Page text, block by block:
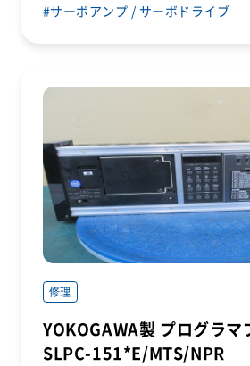
サーボアンプ / サーボドライブ
修理
YOKOGAWA製 プログラマ
SLPC-151*E/MTS/NPR